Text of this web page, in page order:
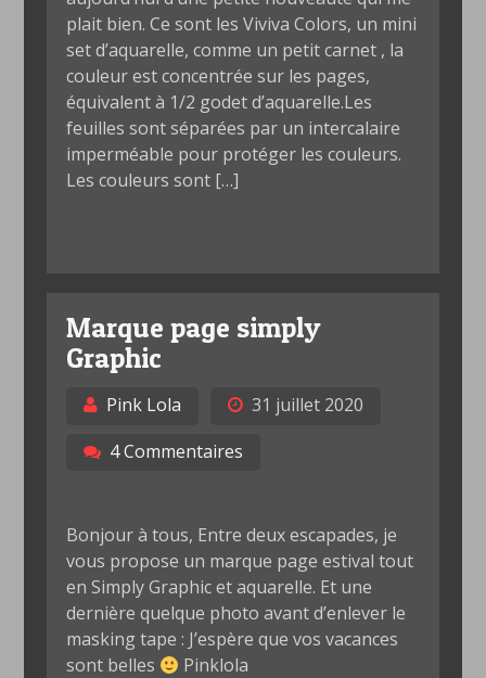
plait bien. Ce sont les Viviva Colors, un mini
set d’aquarelle, comme un petit carnet , la
couleur est concentrée sur les pages,
équivalent à 1/2 godet d’aquarelle.Les
feuilles sont séparées par un intercalaire
imperméable pour protéger les couleurs.
Les couleurs sont […]
Marque page simply
Graphic
Pink Lola
31 juillet 2020
4 Commentaires
Bonjour à tous, Entre deux escapades, je
vous propose un marque page estival tout
en Simply Graphic et aquarelle. Et une
dernière quelque photo avant d’enlever le
masking tape : J’espère que vos vacances
sont belles
Pinklola